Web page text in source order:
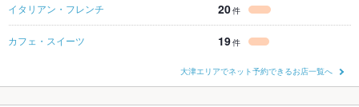
イタリアン・フレンチ 20件
カフェ・スイーツ 19件
大津エリアでネット予約できるお店一覧へ